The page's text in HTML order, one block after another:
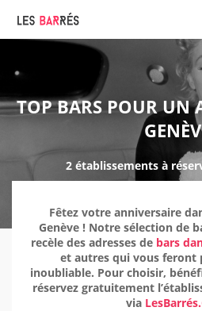
TOP BARS POUR UN
2 établissements à
Fêtez votre anniversaire
Genève ! Notre sélection de
recèle des adresses de bars
et autres qui vous feront
inoubliable. Pour choisir,
réservez gratuitement
via